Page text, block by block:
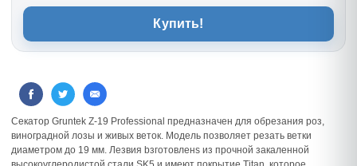
Купить!
Секатор Gruntek Z-19 Professional предназначен для обрезания роз,
виноградной лозы и живых веток. Модель позволяет резать ветки
диаметром до 19 мм. Лезвия bзготовленs из прочной закаленной